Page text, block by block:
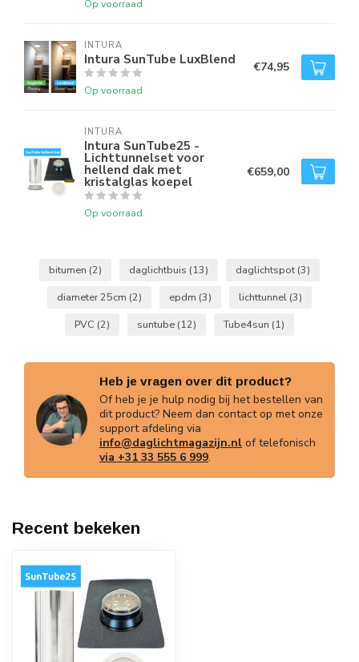
Op voorraad
INTURA
Intura SunTube LuxBlend
Op voorraad
€74,95
INTURA
Intura SunTube25 -
Lichttunnelset voor
hellend dak met
kristalglas koepel
Op voorraad
€659,00
bitumen (2) daglichtbuis (13) daglichtspot (3)
diameter 25cm (2) epdm (3) lichttunnel (3)
PVC (2) suntube (12) Tube4sun (1)
Heb je vragen over dit product?
Of heb je je hulp nodig bij het bestellen van
dit product? Neem dan contact op met onze
support afdeling via
info@daglichtmagazijn.nl of telefonisch
via +31 33 555 6 999.
Recent bekeken